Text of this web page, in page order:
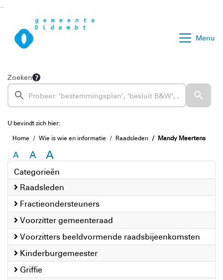
Menu
Zoeken
U bevindt zich hier:
Home
Wie is wie en informatie Raadsleden Mandy Meertens
A A A
Categorieën
Raadsleden
Fractieondersteuners
Voorzitter gemeenteraad
Voorzitters beeldvormende raadsbijeenkomsten
Kinderburgemeester
Griffie